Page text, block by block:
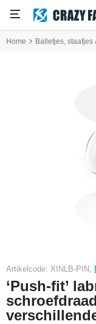
Home Balletjes, staafjes
Artikelcode: XINLB-PIN,
‘Push-fit’